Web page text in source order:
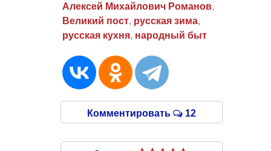
Алексей Михайлович Романов,
Великий пост, русская зима,
русская кухня, народный быт
Комментировать 12